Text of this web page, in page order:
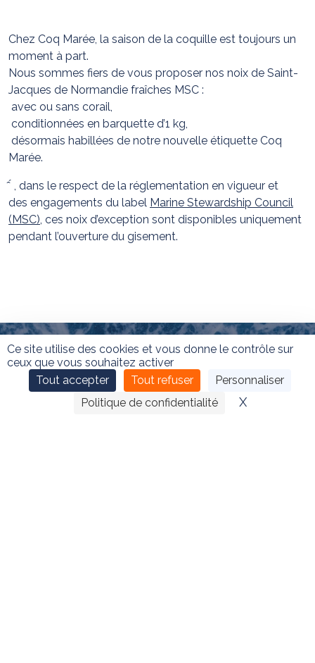
Ce site utilise des cookies et vous donne le contrôle sur
ceux que vous souhaitez activer
Tout accepter
Tout refuser
Personnaliser
Politique de confidentialité
XMasquer
Chez Coq Marée, la saison de la coquille est toujours un
moment à part.
Nous sommes fiers de vous proposer nos noix de Saint-
Jacques de Normandie fraîches MSC :
avec ou sans corail,
conditionnées en barquette d’1 kg,
désormais habillées de notre nouvelle étiquette Coq
Marée.
̂ ́ , dans le respect de la réglementation en vigueur et
des engagements du label Marine Stewardship Council
(MSC) , ces noix d’exception sont disponibles uniquement
pendant l’ouverture du gisement.